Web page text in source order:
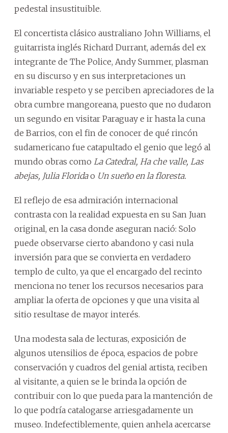
pedestal insustituible.
El concertista clásico australiano John Williams, el
guitarrista inglés Richard Durrant, además del ex
integrante de The Police, Andy Summer, plasman
en su discurso y en sus interpretaciones un
invariable respeto y se perciben apreciadores de la
obra cumbre mangoreana, puesto que no dudaron
un segundo en visitar Paraguay e ir hasta la cuna
de Barrios, con el fin de conocer de qué rincón
sudamericano fue catapultado el genio que legó al
mundo obras como La Catedral, Ha che valle, Las
abejas, Julia Floridao Un sueño en la floresta.
El reflejo de esa admiración internacional
contrasta con la realidad expuesta en su San Juan
original, en la casa donde aseguran nació: Solo
puede observarse cierto abandono y casi nula
inversión para que se convierta en verdadero
templo de culto, ya que el encargado del recinto
menciona no tener los recursos necesarios para
ampliar la oferta de opciones y que una visita al
sitio resultase de mayor interés.
Una modesta sala de lecturas, exposición de
algunos utensilios de época, espacios de pobre
conservación y cuadros del genial artista, reciben
al visitante, a quien se le brinda la opción de
contribuir con lo que pueda para la mantención de
lo que podría catalogarse arriesgadamente un
museo. Indefectiblemente, quien anhela acercarse